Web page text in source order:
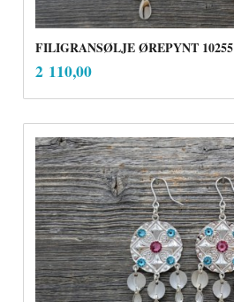
FILIGRANSØLJE ØREPYNT 10255
Pris
2 110,00